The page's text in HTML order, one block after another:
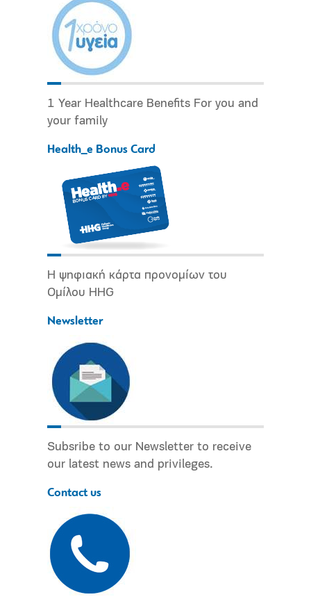
1 Year Healthcare Benefits For you and
your family
Health_e Bonus Card
Η ψηφιακή κάρτα προνομίων του
Ομίλου HHG
Newsletter
Subsribe to our Newsletter to receive
our latest news and privileges.
Contact us